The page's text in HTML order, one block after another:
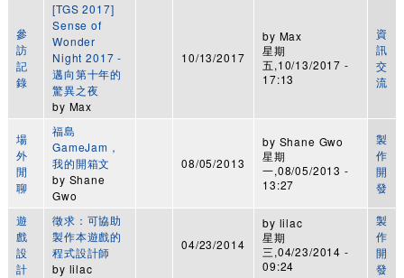
參
訪
記
錄
[TGS 2017]
Sense of
Wonder
Night 2017 -
邁向第十年的
驚異之夜
by Max
10/13/2017
by Max
星期
五,10/13/2017 -
17:13
資
訊
交
流
場
外
閒
聊
福島
GameJam，
我的開箱文
by Shane
Gwo
08/05/2013
by Shane Gwo
星期
一,08/05/2013 -
13:27
製
作
開
發
遊
戲
設
計
徵求：可協助
製作本遊戲的
程式設計師
by lilac
04/23/2014
by lilac
星期
三,04/23/2014 -
09:24
製
作
開
發